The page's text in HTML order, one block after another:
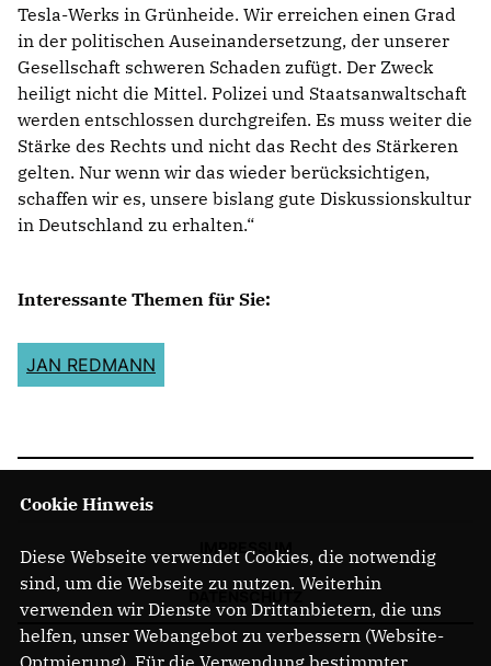
Tesla-Werks in Grünheide. Wir erreichen einen Grad
in der politischen Auseinandersetzung, der unserer
Gesellschaft schweren Schaden zufügt. Der Zweck
heiligt nicht die Mittel. Polizei und Staatsanwaltschaft
werden entschlossen durchgreifen. Es muss weiter die
Stärke des Rechts und nicht das Recht des Stärkeren
gelten. Nur wenn wir das wieder berücksichtigen,
schaffen wir es, unsere bislang gute Diskussionskultur
in Deutschland zu erhalten.“
Interessante Themen für Sie:
JAN REDMANN
IMPRESSUM
Cookie Hinweis
Diese Webseite verwendet Cookies, die notwendig
sind, um die Webseite zu nutzen. Weiterhin
verwenden wir Dienste von Drittanbietern, die uns
helfen, unser Webangebot zu verbessern (Website-
Optmierung). Für die Verwendung bestimmter